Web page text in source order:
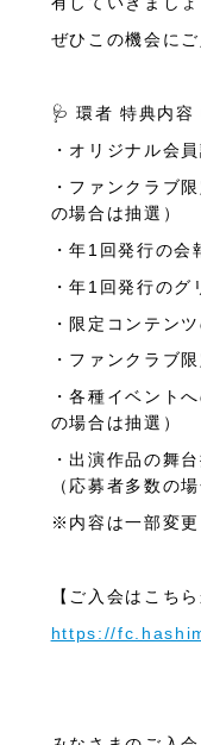
ぜひこの機会にご
🩺 環者 特典内容
・オリジナル会
・ファンクラブ
の場合は抽選）
・年1回発行の会
・年1回発行の
・限定コンテン
・ファンクラブ
・各種イベント
の場合は抽選）
・出演作品の舞
（応募者多数の
※内容は一部変更
【ご入会はこちら
https://